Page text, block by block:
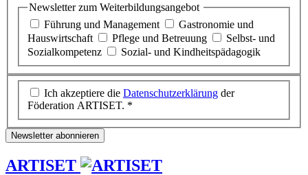
Newsletter zum Weiterbildungsangebot
Führung und Management
Gastronomie und
Hauswirtschaft
Pflege und Betreuung
Selbst- und
Sozialkompetenz
Sozial- und Kindheitspädagogik
Ich akzeptiere die Datenschutzerklärung der
Föderation ARTISET. *
Newsletter abonnieren
ARTISET